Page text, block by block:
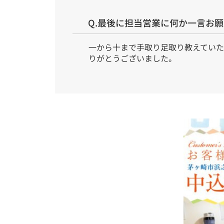
Q.最後に担当営業に何か一言お
一から十まで手取り足取り教えてい
りがとうございました。